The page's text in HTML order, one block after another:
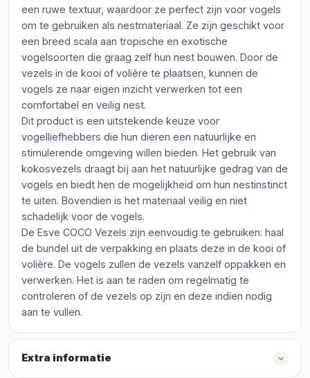
een ruwe textuur, waardoor ze perfect zijn voor vogels
om te gebruiken als nestmateriaal. Ze zijn geschikt voor
een breed scala aan tropische en exotische
vogelsoorten die graag zelf hun nest bouwen. Door de
vezels in de kooi of volière te plaatsen, kunnen de
vogels ze naar eigen inzicht verwerken tot een
comfortabel en veilig nest.
Dit product is een uitstekende keuze voor
vogelliefhebbers die hun dieren een natuurlijke en
stimulerende omgeving willen bieden. Het gebruik van
kokosvezels draagt bij aan het natuurlijke gedrag van de
vogels en biedt hen de mogelijkheid om hun nestinstinct
te uiten. Bovendien is het materiaal veilig en niet
schadelijk voor de vogels.
De Esve COCO Vezels zijn eenvoudig te gebruiken: haal
de bundel uit de verpakking en plaats deze in de kooi of
volière. De vogels zullen de vezels vanzelf oppakken en
verwerken. Het is aan te raden om regelmatig te
controleren of de vezels op zijn en deze indien nodig
aan te vullen.
Extra informatie